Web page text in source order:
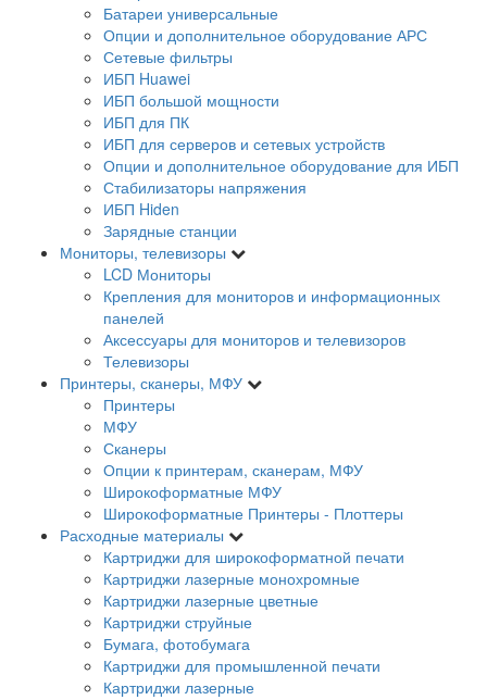
Батареи универсальные
Опции и дополнительное оборудование АРС
Сетевые фильтры
ИБП Huawei
ИБП большой мощности
ИБП для ПК
ИБП для серверов и сетевых устройств
Опции и дополнительное оборудование для ИБП
Стабилизаторы напряжения
ИБП Hiden
Зарядные станции
Мониторы, телевизоры
LCD Мониторы
Крепления для мониторов и информационных
панелей
Аксессуары для мониторов и телевизоров
Телевизоры
Принтеры, сканеры, МФУ
Принтеры
МФУ
Сканеры
Опции к принтерам, сканерам, МФУ
Широкоформатные МФУ
Широкоформатные Принтеры - Плоттеры
Расходные материалы
Картриджи для широкоформатной печати
Картриджи лазерные монохромные
Картриджи лазерные цветные
Картриджи струйные
Бумага, фотобумага
Картриджи для промышленной печати
Картриджи лазерные